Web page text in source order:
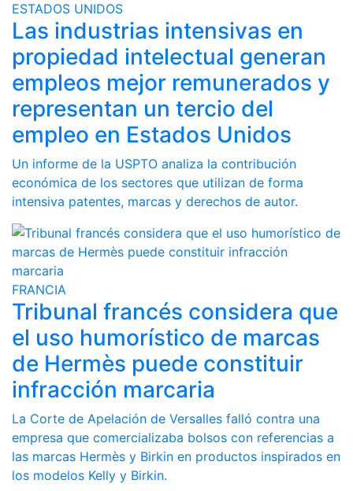
ESTADOS UNIDOS
Las industrias intensivas en
propiedad intelectual generan
empleos mejor remunerados y
representan un tercio del
empleo en Estados Unidos
Un informe de la USPTO analiza la contribución
económica de los sectores que utilizan de forma
intensiva patentes, marcas y derechos de autor.
FRANCIA
Tribunal francés considera que
el uso humorístico de marcas
de Hermès puede constituir
infracción marcaria
La Corte de Apelación de Versalles falló contra una
empresa que comercializaba bolsos con referencias a
las marcas Hermès y Birkin en productos inspirados en
los modelos Kelly y Birkin.